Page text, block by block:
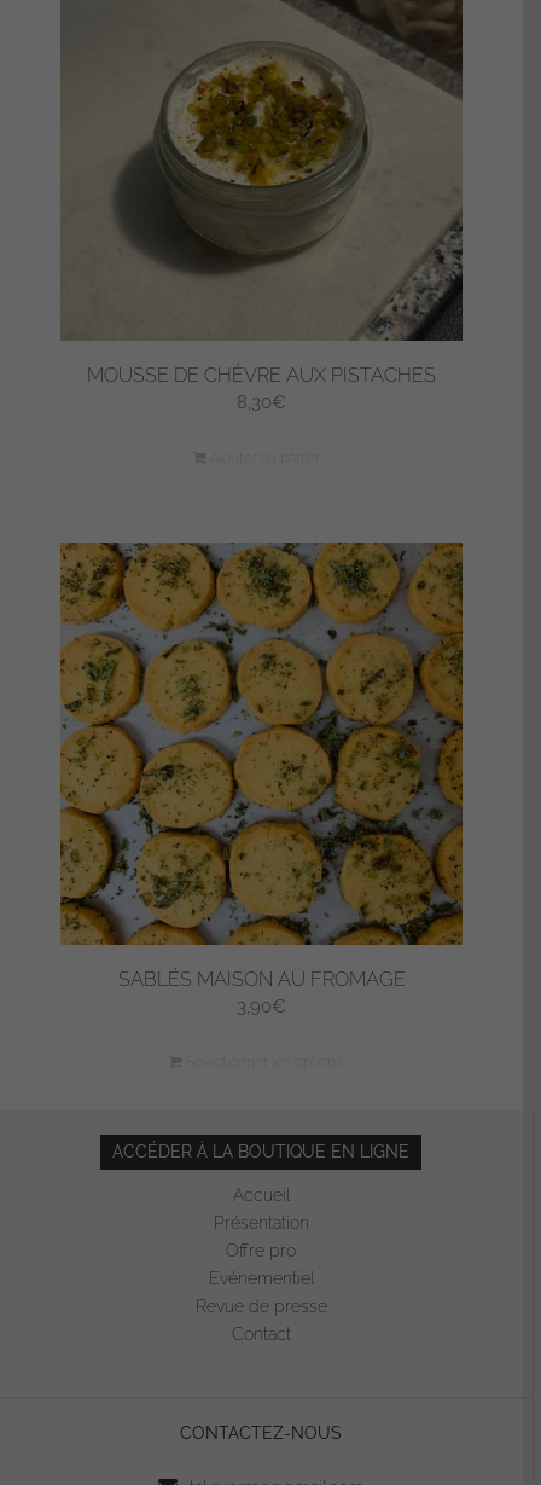
MOUSSE DE CHÈVRE AUX PISTACHES
8,30€
SABLÉS MAISON AU FROMAGE
3,90€
ACCÉDER À LA BOUTIQUE EN LIGNE
Accueil
Présentation
Offre pro
Evénementiel
Revue de presse
Contact
CONTACTEZ-NOUS